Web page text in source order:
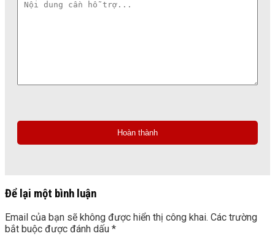
Để lại một bình luận
Email của bạn sẽ không được hiển thị công khai. Các trường
bắt buộc được đánh dấu *